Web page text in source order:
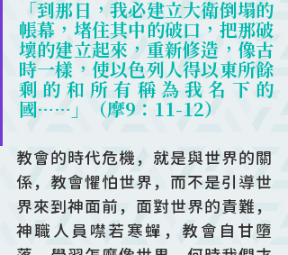
「到那日，我必建立大衛倒塌的
帳幕，堵住其中的破口，把那破
壞的建立起來，重新修造，像古
時一樣，使以色列人得以東所餘
剩的和所有稱為我名下的
國……」（摩9：11-12）
教會的時代危機，就是與世界的關
係，教會懼怕世界，而不是引導世
界來到神面前，面對世界的責難，
神職人員噤若寒蟬，教會自甘墮